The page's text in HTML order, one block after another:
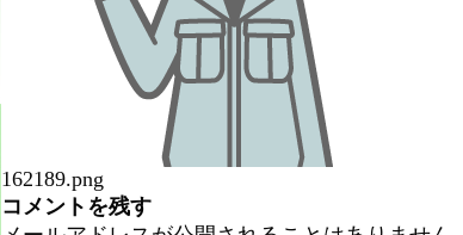
162189.png
コメントを残す